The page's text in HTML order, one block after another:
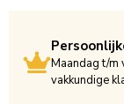
Maandag t/m
vakkundige